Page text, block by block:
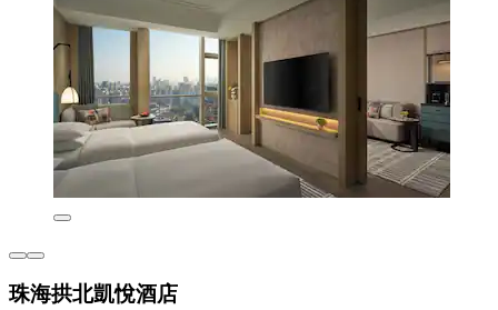
珠海拱北凱悅酒店